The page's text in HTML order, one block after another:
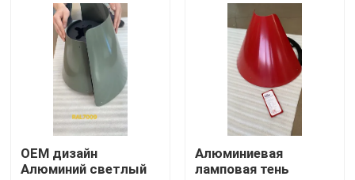
Части инжекционного метода литья
Части заливки формы
OEM дизайн
Алюминий светлый
Алюминиевая
ламповая тень